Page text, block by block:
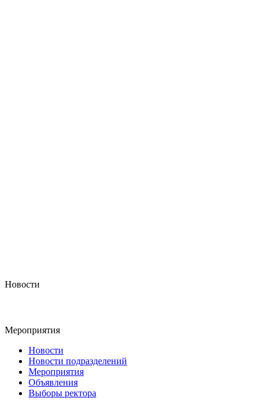
Новости
Мероприятия
Новости
Новости подразделений
Мероприятия
Объявления
Выборы ректора